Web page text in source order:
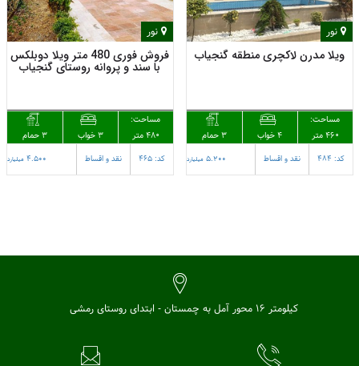
نور
ویلا مدرن لاکچری منطقه گنجیاب
مساحت:
460 متر
4 خواب 3 حمام
5.200 میلیارد کد: 484 نقد و اقساط
نور
فروش فوری 480 متر ویلا دوبلکس
با سند و پروانه روستای گنجیاب
مساحت:
480 متر
3 خواب 3 حمام
4.500 میلیارد کد: 465 نقد و اقساط
کیلومتر 16 محور آمل به چمستان - ابتدای روستای رمشی